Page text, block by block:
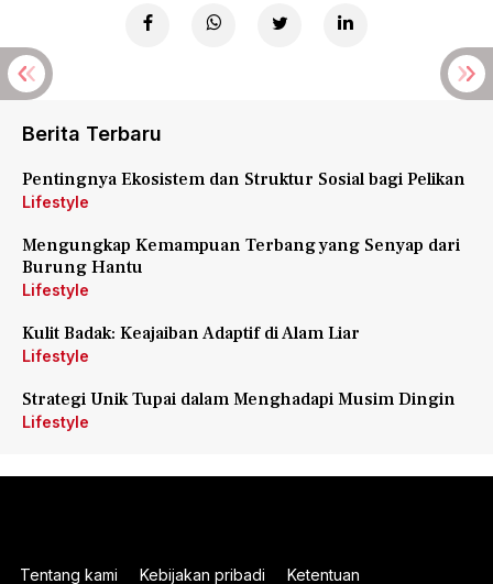
Berita Terbaru
Pentingnya Ekosistem dan Struktur Sosial bagi Pelikan
Lifestyle
Mengungkap Kemampuan Terbang yang Senyap dari
Burung Hantu
Lifestyle
Kulit Badak: Keajaiban Adaptif di Alam Liar
Lifestyle
Strategi Unik Tupai dalam Menghadapi Musim Dingin
Lifestyle
Tentang kami Kebijakan pribadi Ketentuan